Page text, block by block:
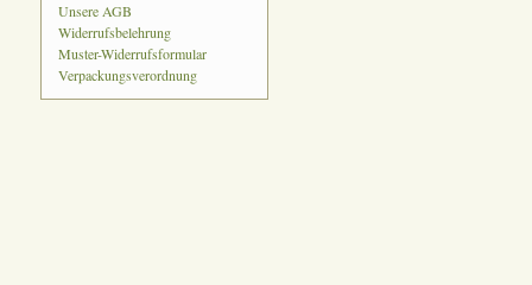
Unsere AGB
Widerrufsbelehrung
Muster-Widerrufsformular
Verpackungsverordnung